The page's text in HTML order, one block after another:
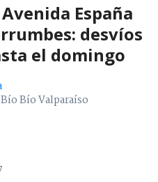
España
desvíos
el domingo
Bío Valparaíso